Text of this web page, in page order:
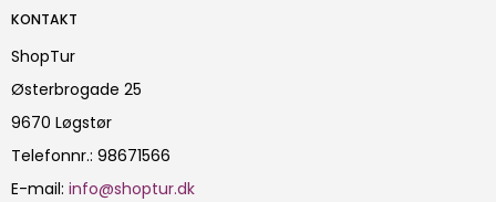
KONTAKT
ShopTur
Østerbrogade 25
9670 Løgstør
Telefonnr.: 98671566
E-mail: info@shoptur.dk